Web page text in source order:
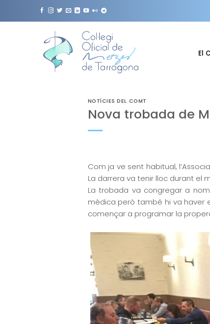
El
NOTÍCIES DEL COMT
Nova trobada de
Com ja ve sent habitual,
La darrera va tenir lloc durant el
La trobada va congregar a
mèdica però també hi va haver
començar a programar la